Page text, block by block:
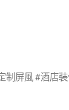
制屏風 #酒店